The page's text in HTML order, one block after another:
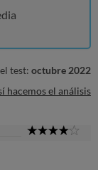
test: octubre 2022
hacemos el análisis